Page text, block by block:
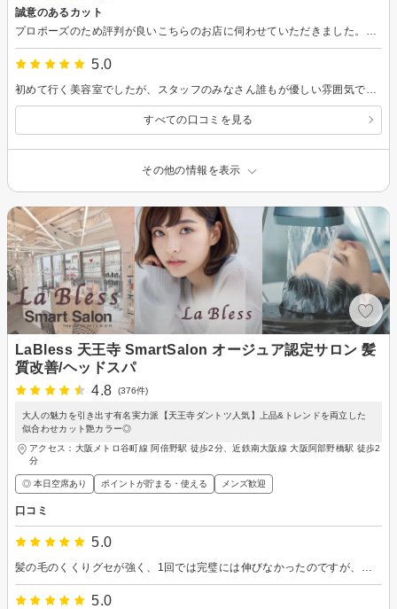
誠意のあるカット
5.0
すべての口コミを見る
その他の情報を表示
LaBless 天王寺 SmartSalon オージュア認定サロン 髪
質改善/ヘッドスパ
4.8
(376件)
大人の魅力を引き出す有名実力派【天王寺ダントツ人気】上品&トレンドを両立した
似合わせカット艶カラー◎
アクセス：大阪メトロ谷町線 阿倍野駅 徒歩2分、近鉄南大阪線 大阪阿部野橋駅 徒歩2
分
◎ 本日空席あり ポイントが貯まる・使える メンズ歓迎
口コミ
5.0
5.0